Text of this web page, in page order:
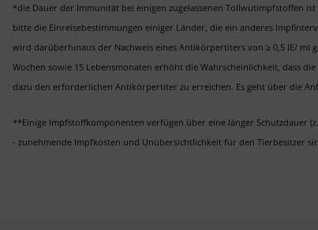
*die Dauer der Immunität bei einigen zugelassenen Tollwutimpfstoffen
bitte die Einreisebestimmungen einiger Länder, die ein anderes
wird darüberhinaus der Nachweis eines Antikörpertiters von ≥ 0,5 IE/
Wochen sowie 15 Lebensmonaten erhöht die Wahrscheinlichkeit, dass
dazu den erforderlichen Antikörpertiter zu erreichen. Es geht über die
**Einige Impfstoffkomponenten verfügen über eine länger Schutzdauer
- zunehmende Impfkosten und Unübersichtlichkeit für den Tierbesitzer